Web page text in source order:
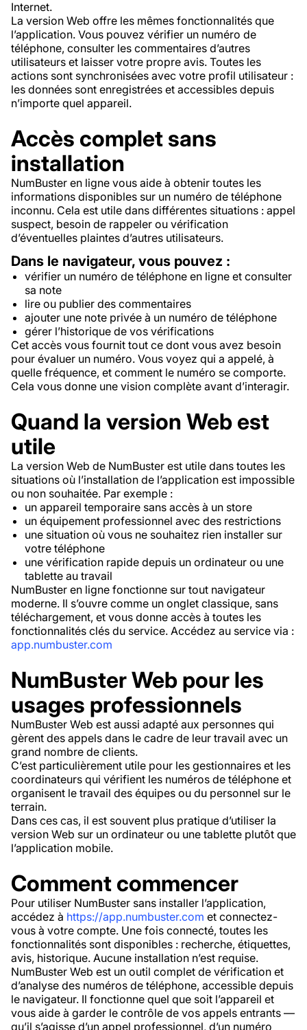
Internet.
La version Web offre les mêmes fonctionnalités que
l’application. Vous pouvez vérifier un numéro de
téléphone, consulter les commentaires d’autres
utilisateurs et laisser votre propre avis. Toutes les
actions sont synchronisées avec votre profil utilisateur :
les données sont enregistrées et accessibles depuis
n’importe quel appareil.
Accès complet sans
installation
NumBuster en ligne vous aide à obtenir toutes les
informations disponibles sur un numéro de téléphone
inconnu. Cela est utile dans différentes situations : appel
suspect, besoin de rappeler ou vérification
d’éventuelles plaintes d’autres utilisateurs.
Dans le navigateur, vous pouvez :
vérifier un numéro de téléphone en ligne et consulter
sa note
lire ou publier des commentaires
ajouter une note privée à un numéro de téléphone
gérer l’historique de vos vérifications
Cet accès vous fournit tout ce dont vous avez besoin
pour évaluer un numéro. Vous voyez qui a appelé, à
quelle fréquence, et comment le numéro se comporte.
Cela vous donne une vision complète avant d’interagir.
Quand la version Web est
utile
La version Web de NumBuster est utile dans toutes les
situations où l’installation de l’application est impossible
ou non souhaitée. Par exemple :
un appareil temporaire sans accès à un store
un équipement professionnel avec des restrictions
une situation où vous ne souhaitez rien installer sur
votre téléphone
une vérification rapide depuis un ordinateur ou une
tablette au travail
NumBuster en ligne fonctionne sur tout navigateur
moderne. Il s’ouvre comme un onglet classique, sans
téléchargement, et vous donne accès à toutes les
fonctionnalités clés du service. Accédez au service via :
app.numbuster.com
NumBuster Web pour les
usages professionnels
NumBuster Web est aussi adapté aux personnes qui
gèrent des appels dans le cadre de leur travail avec un
grand nombre de clients.
C’est particulièrement utile pour les gestionnaires et les
coordinateurs qui vérifient les numéros de téléphone et
organisent le travail des équipes ou du personnel sur le
terrain.
Dans ces cas, il est souvent plus pratique d’utiliser la
version Web sur un ordinateur ou une tablette plutôt que
l’application mobile.
Comment commencer
Pour utiliser NumBuster sans installer l’application,
accédez à https://app.numbuster.com et connectez-
vous à votre compte. Une fois connecté, toutes les
fonctionnalités sont disponibles : recherche, étiquettes,
avis, historique. Aucune installation n’est requise.
NumBuster Web est un outil complet de vérification et
d’analyse des numéros de téléphone, accessible depuis
le navigateur. Il fonctionne quel que soit l’appareil et
vous aide à garder le contrôle de vos appels entrants —
qu’il s’agisse d’un appel professionnel, d’un numéro